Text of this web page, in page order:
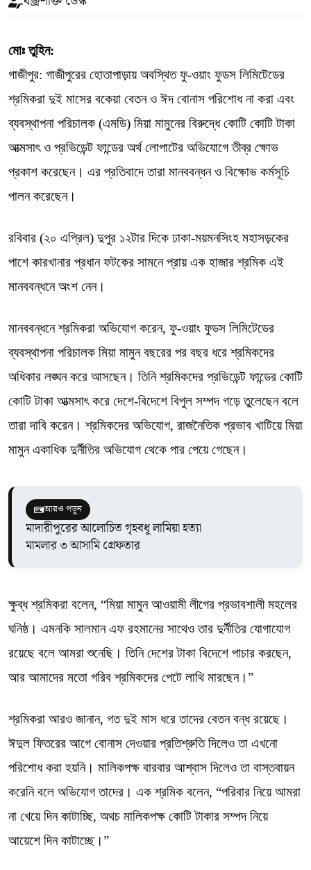
মোঃ তুহিন:
গাজীপুর: গাজীপুরের হোতাপাড়ায় অবস্থিত ফু-ওয়াং ফুডস লিমিটেডের
শ্রমিকরা দুই মাসের বকেয়া বেতন ও ঈদ বোনাস পরিশোধ না করা এবং
ব্যবস্থাপনা পরিচালক (এমডি) মিয়া মামুনের বিরুদ্ধে কোটি কোটি টাকা
আত্মসাৎ ও প্রভিডেন্ট ফান্ডের অর্থ লোপাটের অভিযোগে তীব্র ক্ষোভ
প্রকাশ করেছেন। এর প্রতিবাদে তারা মানববন্ধন ও বিক্ষোভ কর্মসূচি
পালন করেছেন।
রবিবার (২০ এপ্রিল) দুপুর ১২টার দিকে ঢাকা-ময়মনসিংহ মহাসড়কের
পাশে কারখানার প্রধান ফটকের সামনে প্রায় এক হাজার শ্রমিক এই
মানববন্ধনে অংশ নেন।
মানববন্ধনে শ্রমিকরা অভিযোগ করেন, ফু-ওয়াং ফুডস লিমিটেডের
ব্যবস্থাপনা পরিচালক মিয়া মামুন বছরের পর বছর ধরে শ্রমিকদের
অধিকার লঙ্ঘন করে আসছেন। তিনি শ্রমিকদের প্রভিডেন্ট ফান্ডের কোটি
কোটি টাকা আত্মসাৎ করে দেশে-বিদেশে বিপুল সম্পদ গড়ে তুলেছেন বলে
তারা দাবি করেন। শ্রমিকদের অভিযোগ, রাজনৈতিক প্রভাব খাটিয়ে মিয়া
মামুন একাধিক দুর্নীতির অভিযোগ থেকে পার পেয়ে গেছেন।
আরও পড়ুন
মাদারীপুরের আলোচিত গৃহবধূ লামিয়া হত্যা
মামলার ৩ আসামি গ্রেফতার
ক্ষুব্ধ শ্রমিকরা বলেন, “মিয়া মামুন আওয়ামী লীগের প্রভাবশালী মহলের
ঘনিষ্ঠ। এমনকি সালমান এফ রহমানের সাথেও তার দুর্নীতির যোগাযোগ
রয়েছে বলে আমরা শুনেছি। তিনি দেশের টাকা বিদেশে পাচার করছেন,
আর আমাদের মতো গরিব শ্রমিকদের পেটে লাথি মারছেন।”
শ্রমিকরা আরও জানান, গত দুই মাস ধরে তাদের বেতন বন্ধ রয়েছে।
ঈদুল ফিতরের আগে বোনাস দেওয়ার প্রতিশ্রুতি দিলেও তা এখনো
পরিশোধ করা হয়নি। মালিকপক্ষ বারবার আশ্বাস দিলেও তা বাস্তবায়ন
করেনি বলে অভিযোগ তাদের। এক শ্রমিক বলেন, “পরিবার নিয়ে আমরা
না খেয়ে দিন কাটাচ্ছি, অথচ মালিকপক্ষ কোটি টাকার সম্পদ নিয়ে
আয়েশে দিন কাটাচ্ছে।”